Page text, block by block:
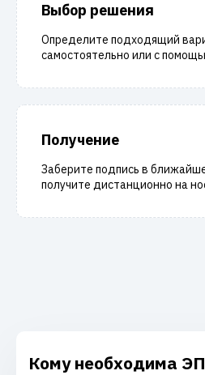
Выбор решения
Определите подходящий
самостоятельно или с
Получение
Заберите подпись в
получите дистанционно на
Кому необходима